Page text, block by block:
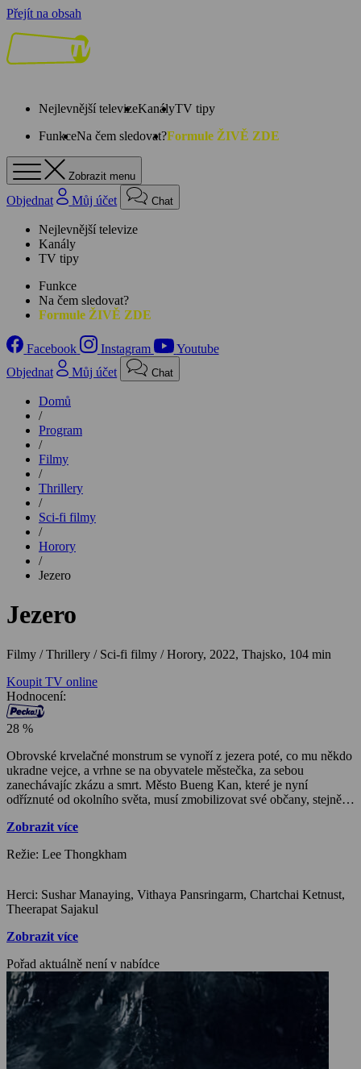
Přejít na obsah
Nejlevnější televizeKanályTV tipy
FunkceNa čem sledovat?Formule ŽIVĚ ZDE
Zobrazit menu
Objednat Můj účet Chat
Nejlevnější televize
Kanály
TV tipy
Funkce
Na čem sledovat?
Formule ŽIVĚ ZDE
Facebook Instagram
Youtube
Objednat
Můj účet Chat
Domů
/
Program
/
Filmy
/
Thrillery
/
Sci-fi filmy
/
Horory
/
Jezero
Jezero
Filmy / Thrillery / Sci-fi filmy / Horory, 2022, Thajsko, 104 min
Koupit TV online
Hodnocení:
28 %
Obrovské krvelačné monstrum se vynoří z jezera poté, co mu někdo
ukradne vejce, a vrhne se na obyvatele městečka, za sebou
zanechávajíc zkázu a smrt. Město Bueng Kan, které je nyní
odříznuté od okolního světa, musí zmobilizovat své občany, stejně
predátora dopadli dříve, než bude pozdě.
Zobrazit více
Režie: Lee Thongkham
Herci: Sushar Manaying, Vithaya Pansringarm, Chartchai Ketnust,
Theerapat Sajakul
Zobrazit více
Pořad aktuálně není v nabídce